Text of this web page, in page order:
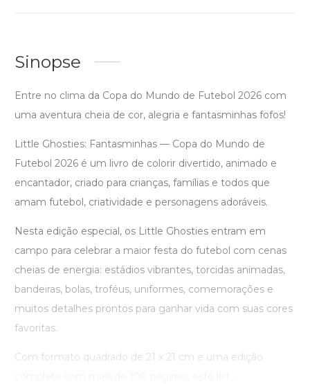
Sinopse
Entre no clima da Copa do Mundo de Futebol 2026 com
uma aventura cheia de cor, alegria e fantasminhas fofos!
Little Ghosties: Fantasminhas — Copa do Mundo de
Futebol 2026 é um livro de colorir divertido, animado e
encantador, criado para crianças, famílias e todos que
amam futebol, criatividade e personagens adoráveis.
Nesta edição especial, os Little Ghosties entram em
campo para celebrar a maior festa do futebol com cenas
cheias de energia: estádios vibrantes, torcidas animadas,
bandeiras, bolas, troféus, uniformes, comemorações e
muitos detalhes prontos para ganhar vida com suas cores
favoritas.
Com formato quadrado de 21 x 21 cm e uma edição